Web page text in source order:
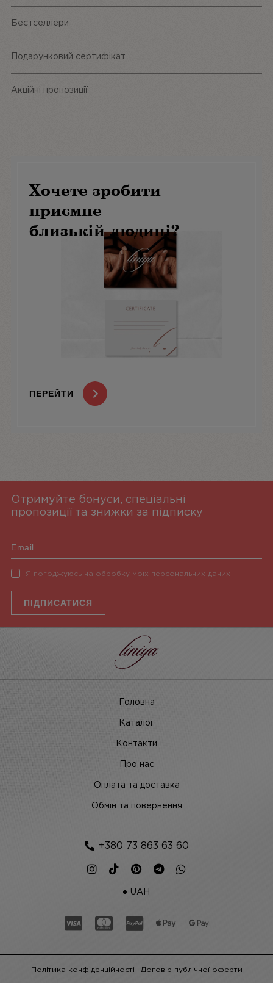
Одяг та аксесуари
Бестселлери
Подарунковий сертифікат
Акційні пропозиції
Хочете зробити
приємне
близькій людині?
ПЕРЕЙТИ
Отримуйте бонуси, спеціальні
пропозиції та знижки за підписку
Я погоджуюсь на обробку моїх персональних даних
ПІДПИСАТИСЯ
Головна
Каталог
Контакти
Про нас
Оплата та доставка
Обмін та повернення
+380 73 863 63 60
UAH
Політика конфіденційності Договір публічної оферти